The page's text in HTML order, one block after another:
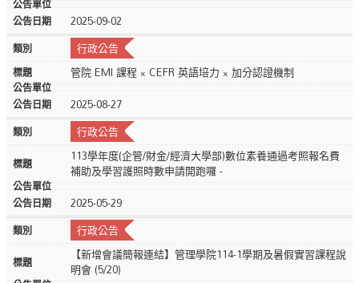
2025-09-02
行政公告
管院 EMI 課程 × CEFR 英語培力 × 加分認證機制
2025-08-27
行政公告
113學年度(企管/財金/經濟大學部)數位素養通過考照報名費
補助及學習護照時數申請開跑囉 -
2025-05-29
行政公告
【新增會議簡報連結】管理學院114-1學期及暑假實習課程說
明會 (5/20)